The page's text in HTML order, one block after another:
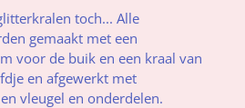
toch... Alle
gemaakt met een
voor de buik en een kraal van
en afgewerkt met
vleugel en onderdelen.